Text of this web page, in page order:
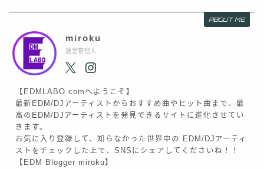
ABOUT ME
miroku
運営管理人
【EDMLABO.comへようこそ】
最新EDM/DJアーティストからおすすめ曲やヒット曲まで、最
高のEDM/DJアーティストを発見できるサイトに進化させてい
きます。
お気に入り登録して、知らなかった世界中の EDM/DJアーティ
ストをチェックした上で、SNSにシェアしてくださいね！！
【EDM Blogger miroku】